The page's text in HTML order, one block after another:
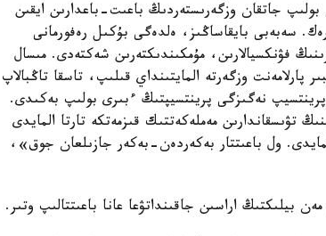
جاتقان وزگەرىستەردىڭ باعىت-باعدارىن ايقىن
سەبەبى بايقاساڭىز، ەلدەگى بۇكىل رەفورمانى
فۋنكسيالارىن، مۇمكىندىكتەرىن شەكتەدى. مىسال
وزگەرتە المايتىنداي قىلىپ، تاسقا تاڭبالاپ
سايلاناتىنى تۋرالى پرينتسيپ نەگىزگى پرينتسيپتىڭ ءبىرى بولىپ بەكىدى.
تۋىسقاندارىن مەملەكەتتىك قىزمەتكە تارتا المايدى
ول باعىتتار بەكەردەن-بەكەر جازىلعان جوق»،
بيلىكتىڭ اراسىن جاقىنداتۋعا عانا باعىتتالىپ وتىر.